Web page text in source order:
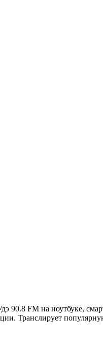
90.8 FM на ноутбуке,
Транслирует